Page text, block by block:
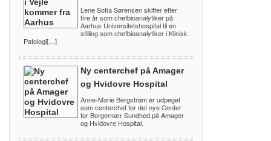
Lene Sofia Sørensen skifter efter
fire år som chefbioanalytiker på
Aarhus Universitetshospital til en
stilling som chefbioanalytiker i Klinisk
Patologi[…]
Ny centerchef på Amager
og Hvidovre Hospital
Anne-Marie Bergstrøm er udpeget
som centerchef for det nye Center
for Borgernær Sundhed på Amager
og Hvidovre Hospital.